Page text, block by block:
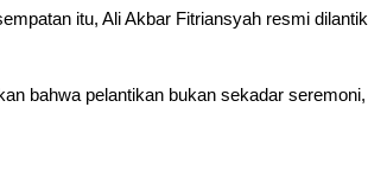
itu, Ali Akbar Fitriansyah resmi
bahwa pelantikan bukan sekadar